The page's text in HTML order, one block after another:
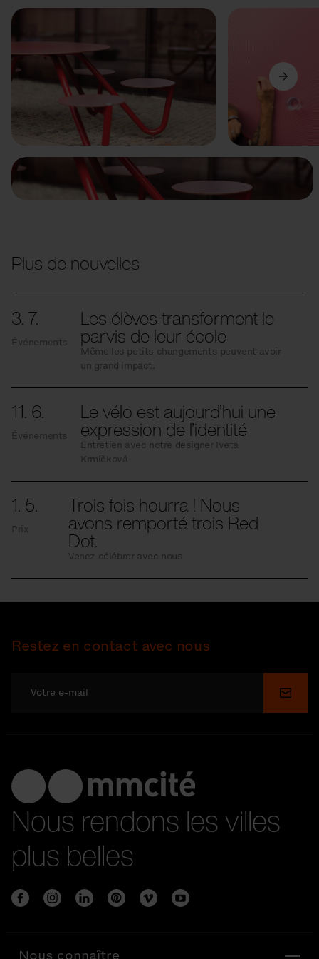
Précédent Suivant
Plus de nouvelles
3. 7.
Événements
Les élèves transforment le
parvis de leur école
Même les petits changements peuvent avoir
un grand impact.
11. 6.
Événements
Le vélo est aujourd’hui une
expression de l’identité
Entretien avec notre designer Iveta
Krmíčková
1. 5.
Prix
Trois fois hourra ! Nous
avons remporté trois Red
Dot.
Venez célébrer avec nous
Restez en contact avec nous
Nous rendons les villes
plus belles
Nous connaître